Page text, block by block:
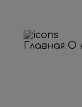
Главная О